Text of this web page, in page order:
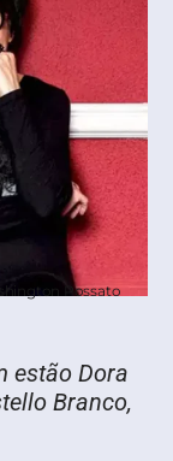
Possato
estão Dora
Branco,